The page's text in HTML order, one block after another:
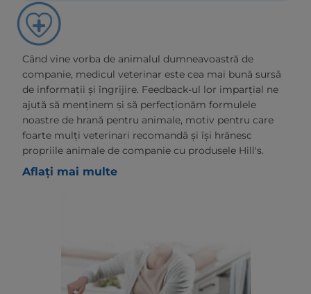
Când vine vorba de animalul dumneavoastră de
companie, medicul veterinar este cea mai bună sursă
de informații și îngrijire. Feedback-ul lor imparțial ne
ajută să menținem și să perfecționăm formulele
noastre de hrană pentru animale, motiv pentru care
foarte mulți veterinari recomandă și își hrănesc
propriile animale de companie cu produsele Hill's.
Aflați mai multe